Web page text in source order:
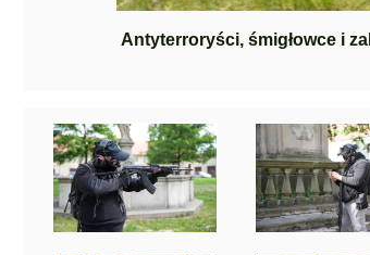
Antyterroryści, śmigłowce i